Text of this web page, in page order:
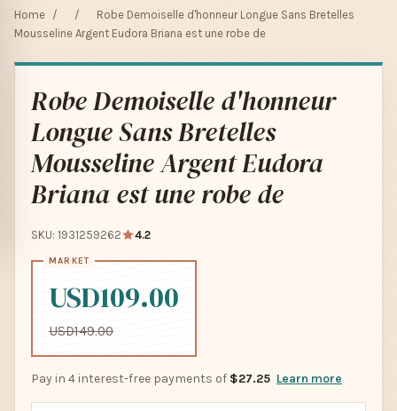
Home / /
Robe Demoiselle d'honneur Longue Sans Bretelles
Mousseline Argent Eudora Briana est une robe de
Robe Demoiselle d'honneur
Longue Sans Bretelles
Mousseline Argent Eudora
Briana est une robe de
SKU: 1931259262 4.2
USD109.00
USD149.00
Pay in 4 interest-free payments of $27.25 Learn more